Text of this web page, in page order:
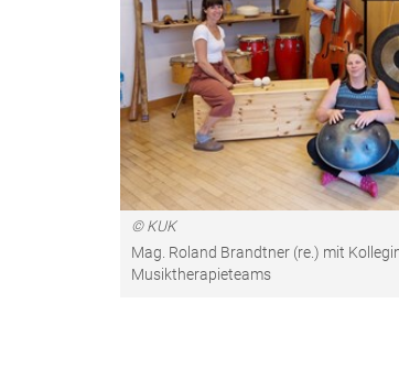
© KUK
Mag. Roland Brandtner (re.) mit
Musiktherapieteams